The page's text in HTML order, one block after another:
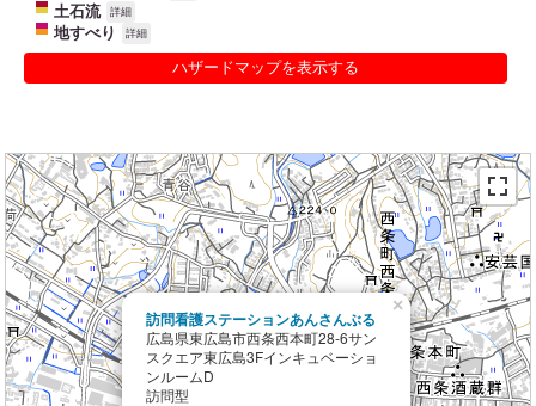
土石流 詳細
地すべり 詳細
ハザードマップを表示する
訪問看護ステーションあんさんぶる
広島県東広島市西条西本町28-6サン
スクエア東広島3Fインキュベーショ
ンルームD
訪問型
×